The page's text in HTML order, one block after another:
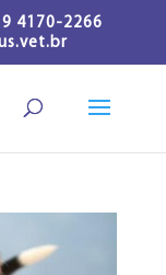
4170-2266